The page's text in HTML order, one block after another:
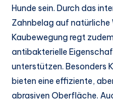
Hunde sein. Durch das
Zahnbelag auf natürliche
Kaubewegung regt
antibakterielle
unterstützen. Besonders
bieten eine effiziente,
abrasiven Oberfläche.